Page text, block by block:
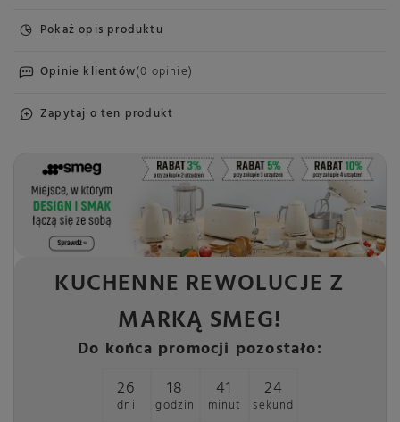
Pokaż opis produktu
Opinie klientów(0 opinie)
Zapytaj o ten produkt
KUCHENNE REWOLUCJE Z
MARKĄ SMEG!
Do końca promocji pozostało:
26
dni
18
godzin
41
minut
24
sekund